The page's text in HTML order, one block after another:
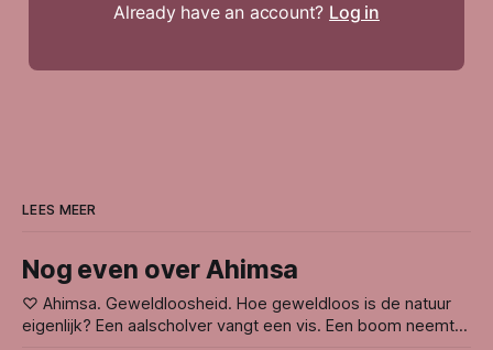
Already have an account? Log in
LEES MEER
Nog even over Ahimsa
♡ Ahimsa. Geweldloosheid. Hoe geweldloos is de natuur
eigenlijk? Een aalscholver vangt een vis. Een boom neemt